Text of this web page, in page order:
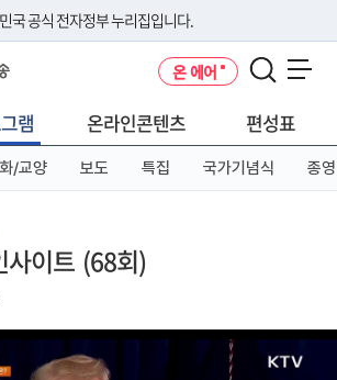
국 공식 전자정부 누리집입니다.
인하기
등 다른 도메인 주소를 사용하고 있다면 아래 URL에
인해 보세요
온 에어
램 온라인콘텐츠 편성표
/교양 보도 특집 국가기념식 종영
이트 (68회)